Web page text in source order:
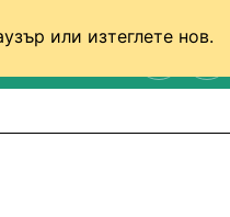
или изтеглете нов.